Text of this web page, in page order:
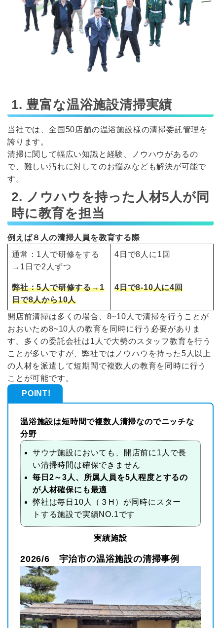
1. 豊富な温浴施設清掃実績
当社では、全国50店舗の温浴施設様の清掃委託管理を
誇ります。
清掃に関して幅広い知識と経験、ノウハウがあるの
で、難しい汚れに対してのお悩みなども解決が可能で
す。
2. ノウハウを持った人材5人が同
時に教育を担当
例えば８人の清掃人員を教育する際
通常：1人で研修をする
→1日で2人ずつ
4日で8人に1回
弊社：5人で研修する→1
日で8人から10人
4日で8-10人に4回
開店前清掃は多くの場合、8~10人で清掃を行うことが
おおいため8~10人の教育を同時に行う必要がありま
す。多くの委託会社は1人で大勢のスタッフ教育を行う
ことが多いですが、弊社ではノウハウを持った5人以上
の人材を派遣して短期間で複数人の教育を同時に行う
ことが可能です。
POINT!
温浴施設は短時間で複数人清掃なのでニッチな
分野
サウナ施設においても、開店前に1人で長
い清掃時間は確保できません
毎日 2～3人、 所属人員を5人程度とするの
が人材確保にも最適
弊社は毎日10人（３H）が同時にスター
トする施設で実績NO.1です
実績施設
2026/6 宇治市の温浴施設の清掃事例